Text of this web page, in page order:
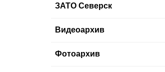
ЗАТО Северск
Видеоархив
Фотоархив